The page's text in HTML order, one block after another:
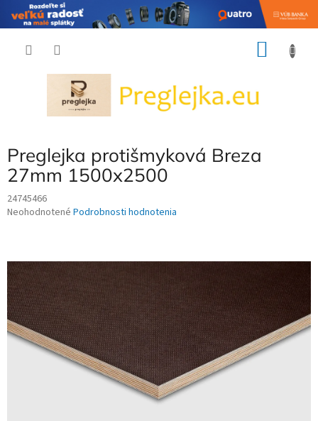
Preglejka protišmyková Breza
27mm 1500x2500
24745466
Priemerné
0,0
z
5
hviezdičiek.
Neohodnotené Podrobnosti hodnotenia